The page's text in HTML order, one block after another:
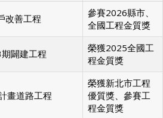
全國工程金質獎
參賽2026縣市、
全國工程金質獎
榮獲2025全國工
程金質獎
榮獲新北市工程
優質獎、參賽工